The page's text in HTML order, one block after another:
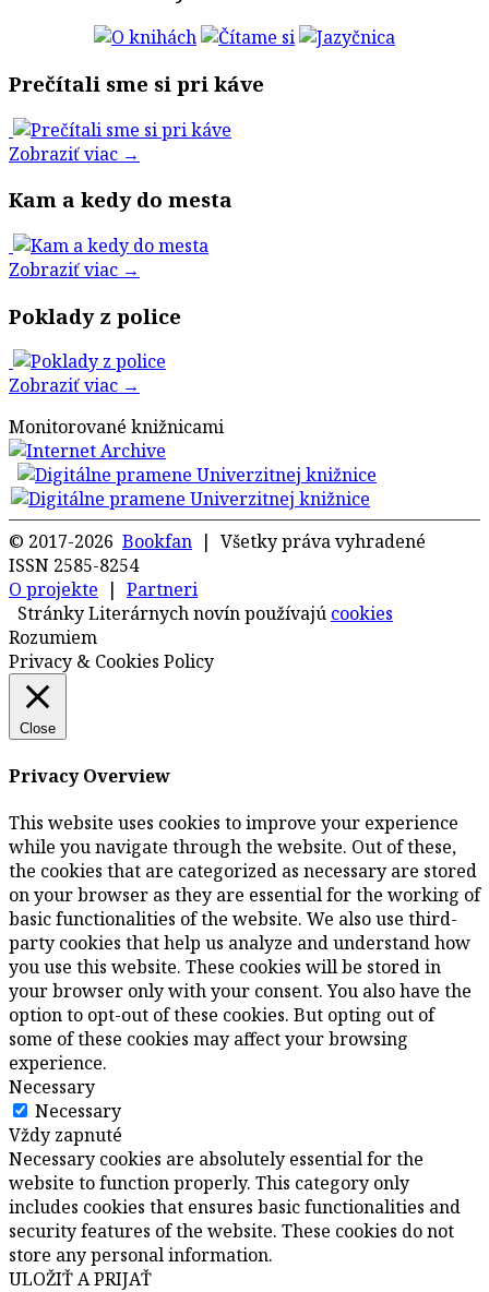
Prečítali sme si pri káve
Zobraziť viac →
Kam a kedy do mesta
Zobraziť viac →
Poklady z police
Zobraziť viac →
Monitorované knižnicami
© 2017-2026 Bookfan | Všetky práva vyhradené
ISSN 2585-8254
O projekte | Partneri
Stránky Literárnych novín používajú cookies
Rozumiem
Privacy & Cookies Policy
Close
Privacy Overview
This website uses cookies to improve your experience
while you navigate through the website. Out of these,
the cookies that are categorized as necessary are stored
on your browser as they are essential for the working of
basic functionalities of the website. We also use third-
party cookies that help us analyze and understand how
you use this website. These cookies will be stored in
your browser only with your consent. You also have the
option to opt-out of these cookies. But opting out of
some of these cookies may affect your browsing
experience.
Necessary
Necessary
Vždy zapnuté
Necessary cookies are absolutely essential for the
website to function properly. This category only
includes cookies that ensures basic functionalities and
security features of the website. These cookies do not
store any personal information.
ULOŽIŤ A PRIJAŤ